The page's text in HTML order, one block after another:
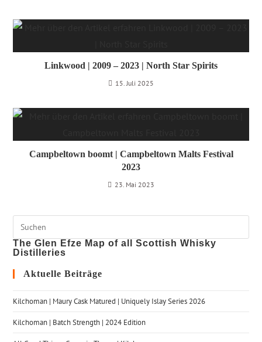
Linkwood | 2009 – 2023 | North Star Spirits
15. Juli 2025
Campbeltown boomt | Campbeltown Malts Festival
2023
23. Mai 2023
The Glen Efze Map of all Scottish Whisky
Distilleries
Aktuelle Beiträge
Kilchoman | Maury Cask Matured | Uniquely Islay Series 2026
Kilchoman | Batch Strength | 2024 Edition